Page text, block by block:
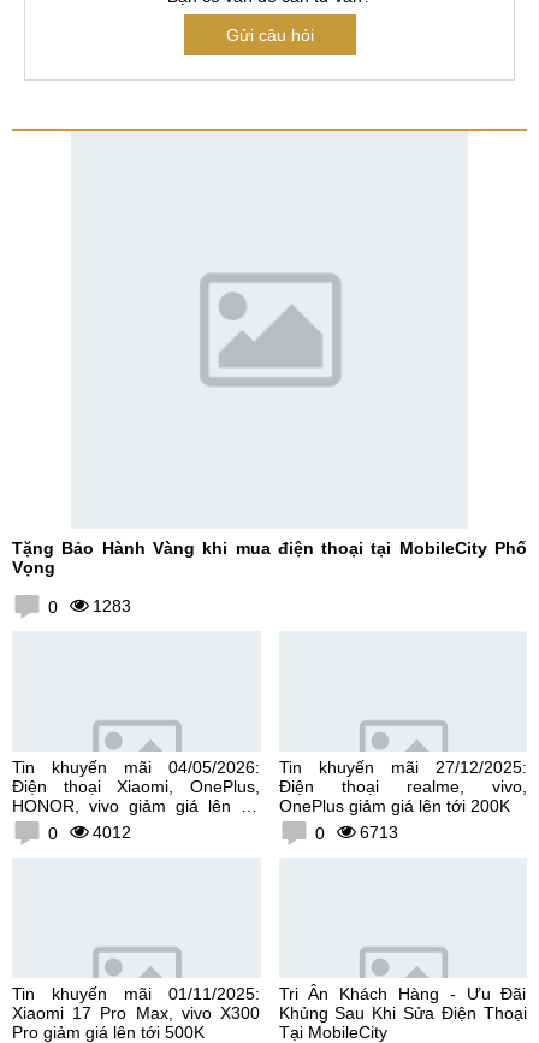
Gửi câu hỏi
Tặng Bảo Hành Vàng khi mua điện thoại tại MobileCity Phố
Vọng
0 1283
Tin khuyến mãi 04/05/2026:
Điện thoại Xiaomi, OnePlus,
HONOR, vivo giảm giá lên tới
300K0 4012
Tin khuyến mãi 27/12/2025:
Điện thoại realme, vivo,
OnePlus giảm giá lên tới 200K
0
6713
Tin khuyến mãi 01/11/2025:
Xiaomi 17 Pro Max, vivo X300
Pro giảm giá lên tới 500K
Tri Ân Khách Hàng - Ưu Đãi
Khủng Sau Khi Sửa Điện Thoại
Tại MobileCity